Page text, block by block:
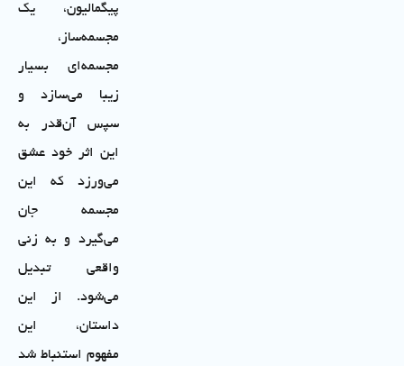
پیگمالیون، یک
مجسمه‌ساز،
مجسمه‌ای بسیار
زیبا می‌سازد و
سپس آن‌قدر به
این اثر خود عشق
می‌ورزد که این
مجسمه جان
می‌گیرد و به زنی
واقعی تبدیل
می‌شود. از این
داستان، این
مفهوم استنباط شد